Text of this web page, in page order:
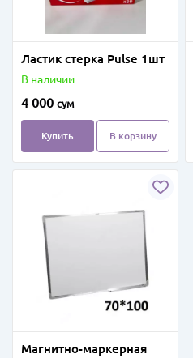
Ластик стерка Pulse 1шт
В наличии
4 000 сум
Купить В корзину
Магнитно-маркерная